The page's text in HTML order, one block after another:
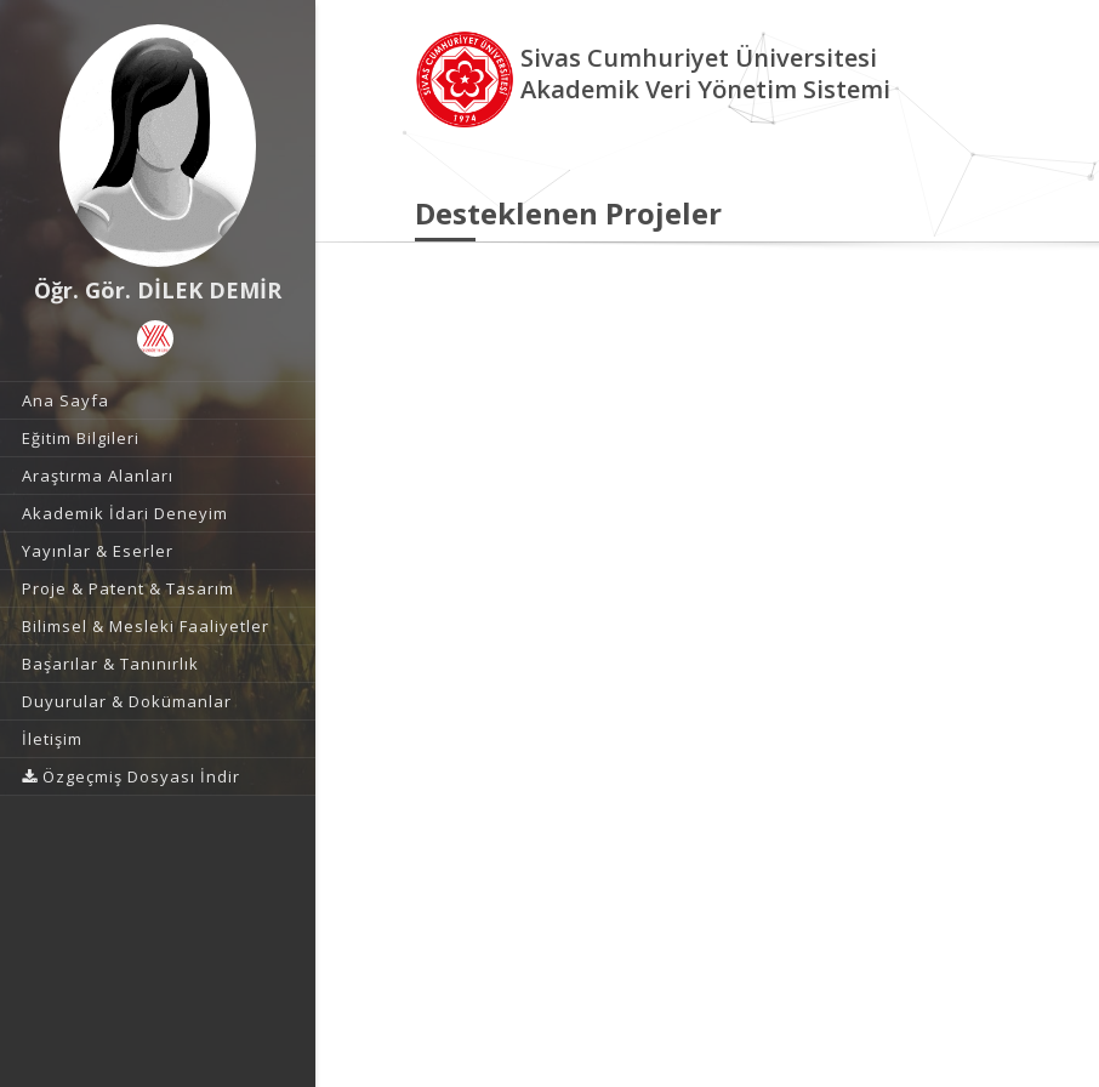
Öğr. Gör. DİLEK DEMİR
Ana Sayfa
Eğitim Bilgileri
Araştırma Alanları
Akademik İdari Deneyim
Yayınlar & Eserler
Proje & Patent & Tasarım
Bilimsel & Mesleki Faaliyetler
Başarılar & Tanınırlık
Duyurular & Dokümanlar
İletişim
Özgeçmiş Dosyası İndir
Sivas Cumhuriyet Üniversitesi
Akademik Veri Yönetim Sistemi
Desteklenen Projeler